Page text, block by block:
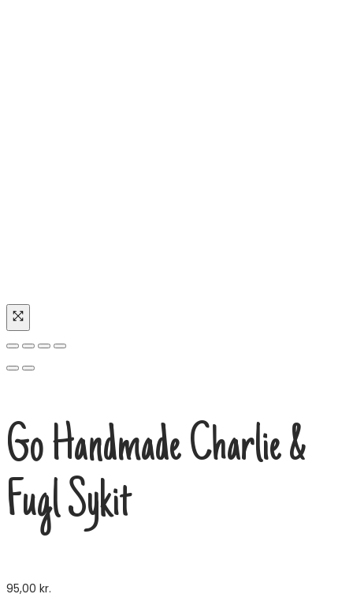
Go Handmade Charlie &
Fugl Sykit
95,00 kr.